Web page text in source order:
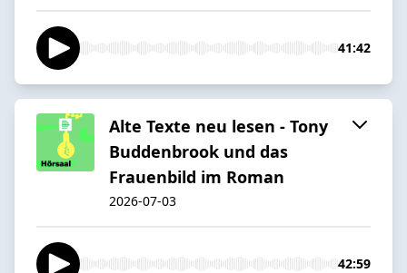
41:42
Alte Texte neu lesen - Tony
Buddenbrook und das
Frauenbild im Roman
2026-07-03
42:59